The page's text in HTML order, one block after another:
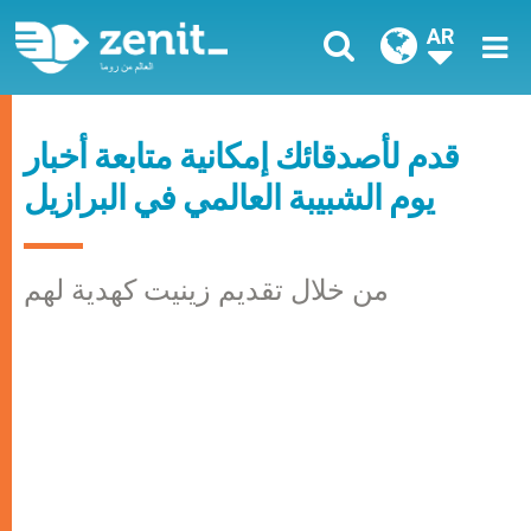
AR
قدم لأصدقائك إمكانية متابعة أخبار
يوم الشبيبة العالمي في البرازيل
من خلال تقديم زينيت كهدية لهم